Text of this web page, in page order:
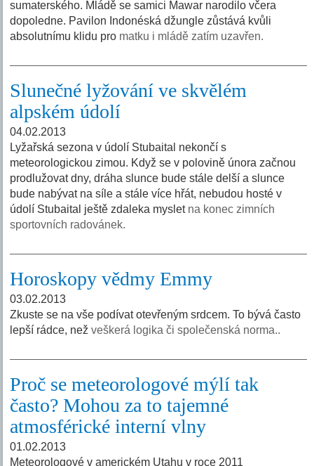
sumaterského. Mládě se samici Mawar narodilo včera
dopoledne. Pavilon Indonéská džungle zůstává kvůli
absolutnímu klidu pro matku i mládě zatím uzavřen.
Slunečné lyžování ve skvělém
alpském údolí
04.02.2013
Lyžařská sezona v údolí Stubaital nekončí s
meteorologickou zimou. Když se v polovině února začnou
prodlužovat dny, dráha slunce bude stále delší a slunce
bude nabývat na síle a stále více hřát, nebudou hosté v
údolí Stubaital ještě zdaleka myslet na konec zimních
sportovních radovánek.
Horoskopy vědmy Emmy
03.02.2013
Zkuste se na vše podívat otevřeným srdcem. To bývá často
lepší rádce, nežveškerá logika či společenská norma..
Proč se meteorologové mýlí tak
často? Mohou za to tajemné
atmosférické interní vlny
01.02.2013
Meteorologové v americkém Utahu v roce 2011